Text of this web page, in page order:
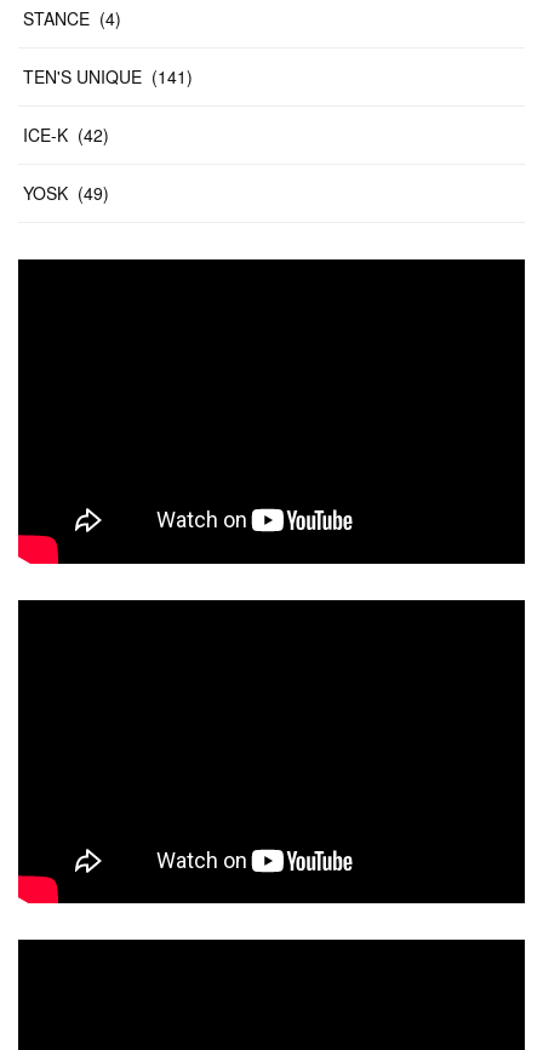
STANCE (4)
TEN'S UNIQUE (141)
ICE-K (42)
YOSK (49)